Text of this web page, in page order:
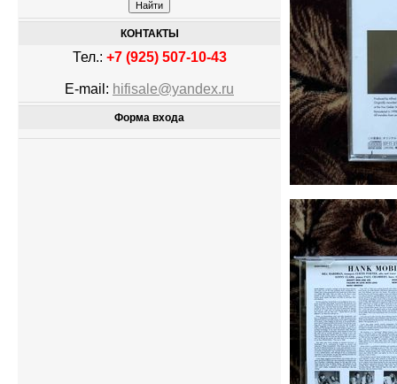
КОНТАКТЫ
Тел.: +7 (925) 507-10-43
E-mail: hifisale@yandex.ru
Форма входа